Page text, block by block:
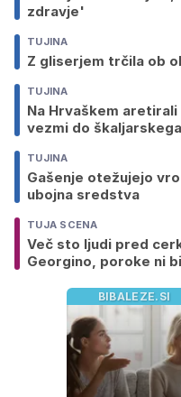
zdravje'
TUJINA
Z gliserjem trčila ob
TUJINA
Na Hrvaškem
vezmi do
TUJINA
Gašenje otežujejo
ubojna sredstva
TUJA SCENA
Več sto ljudi pred
Georgino, poroke ni
BIBALEZE.SI